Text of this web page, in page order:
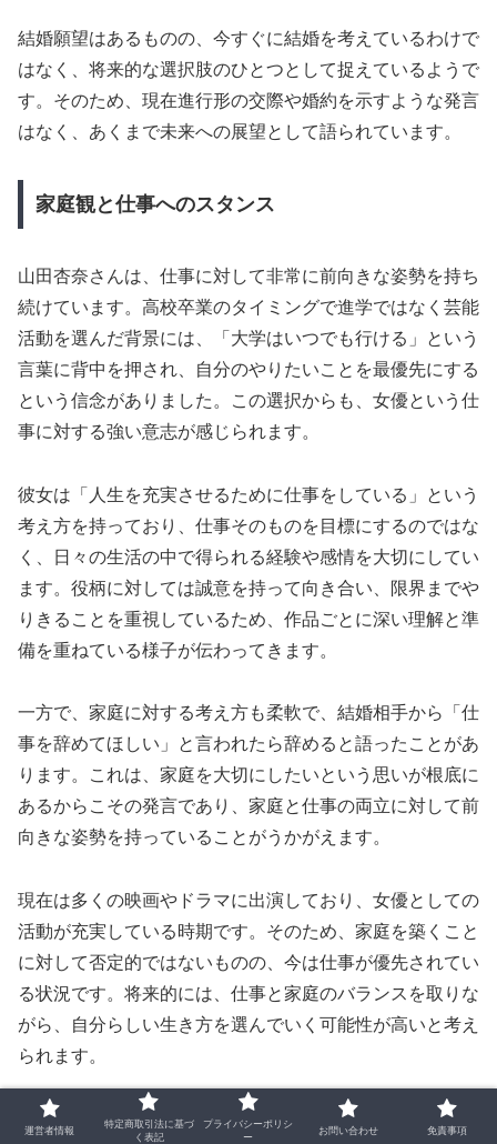
結婚願望はあるものの、今すぐに結婚を考えているわけで
はなく、将来的な選択肢のひとつとして捉えているようで
す。そのため、現在進行形の交際や婚約を示すような発言
はなく、あくまで未来への展望として語られています。
家庭観と仕事へのスタンス
山田杏奈さんは、仕事に対して非常に前向きな姿勢を持ち
続けています。高校卒業のタイミングで進学ではなく芸能
活動を選んだ背景には、「大学はいつでも行ける」という
言葉に背中を押され、自分のやりたいことを最優先にする
という信念がありました。この選択からも、女優という仕
事に対する強い意志が感じられます。
彼女は「人生を充実させるために仕事をしている」という
考え方を持っており、仕事そのものを目標にするのではな
く、日々の生活の中で得られる経験や感情を大切にしてい
ます。役柄に対しては誠意を持って向き合い、限界までや
りきることを重視しているため、作品ごとに深い理解と準
備を重ねている様子が伝わってきます。
一方で、家庭に対する考え方も柔軟で、結婚相手から「仕
事を辞めてほしい」と言われたら辞めると語ったことがあ
ります。これは、家庭を大切にしたいという思いが根底に
あるからこその発言であり、家庭と仕事の両立に対して前
向きな姿勢を持っていることがうかがえます。
現在は多くの映画やドラマに出演しており、女優としての
活動が充実している時期です。そのため、家庭を築くこと
に対して否定的ではないものの、今は仕事が優先されてい
る状況です。将来的には、仕事と家庭のバランスを取りな
がら、自分らしい生き方を選んでいく可能性が高いと考え
られます。
運営者情報
特定商取引法に基づ
く表記
プライバシーポリシ
ー
お問い合わせ 免責事項